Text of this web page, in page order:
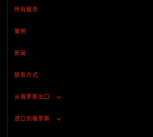
所有服务
案例
新闻
联系方式
从俄罗斯出口
进口到俄罗斯